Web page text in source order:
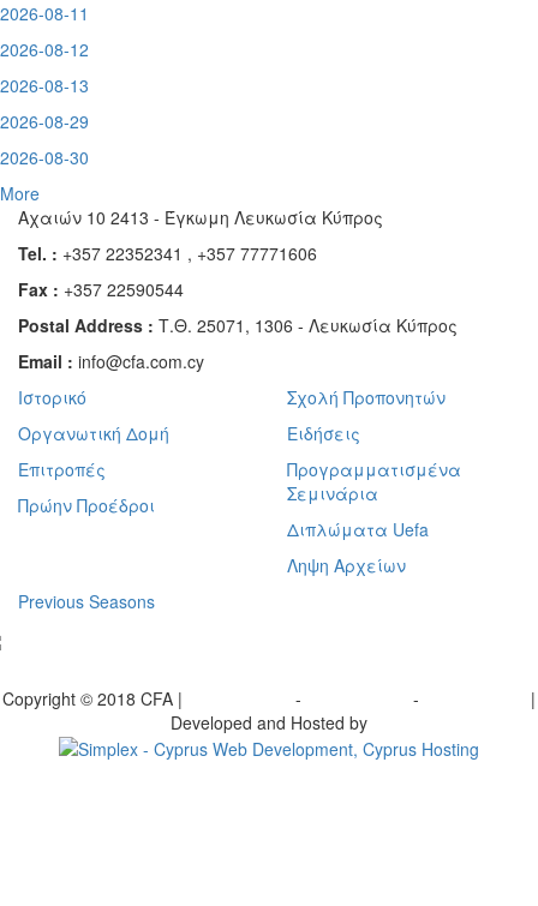
2026-08-11
2026-08-12
2026-08-13
2026-08-29
2026-08-30
More
Αχαιών 10 2413 - Έγκωμη Λευκωσία Κύπρος
Tel. : +357 22352341 , +357 77771606
Fax : +357 22590544
Postal Address : Τ.Θ. 25071, 1306 - Λευκωσία Κύπρος
Email : info@cfa.com.cy
Ιστορικό
Οργανωτική Δομή
Επιτροπές
Πρώην Προέδροι
Σχολή Προπονητών
Ειδήσεις
Προγραμματισμένα
Σεμινάρια
Διπλώματα Uefa
Ληψη Αρχείων
Previous Seasons
Copyright © 2018 CFA | - -
|
Developed and Hosted by